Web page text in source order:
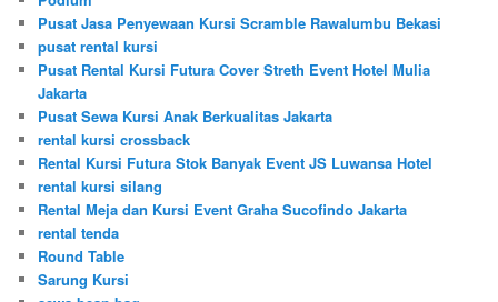
Pusat Jasa Penyewaan Kursi Scramble Rawalumbu Bekasi
pusat rental kursi
Pusat Rental Kursi Futura Cover Streth Event Hotel Mulia
Jakarta
Pusat Sewa Kursi Anak Berkualitas Jakarta
rental kursi crossback
Rental Kursi Futura Stok Banyak Event JS Luwansa Hotel
rental kursi silang
Rental Meja dan Kursi Event Graha Sucofindo Jakarta
rental tenda
Round Table
Sarung Kursi